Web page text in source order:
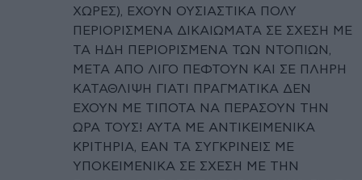
ΧΩΡΕΣ), ΕΧΟΥΝ ΟΥΣΙΑΣΤΙΚΑ ΠΟΛΥ
ΠΕΡΙΟΡΙΣΜΕΝΑ ΔΙΚΑΙΩΜΑΤΑ ΣΕ ΣΧΕΣΗ ΜΕ
ΤΑ ΗΔΗ ΠΕΡΙΟΡΙΣΜΕΝΑ ΤΩΝ ΝΤΟΠΙΩΝ,
ΜΕΤΑ ΑΠΟ ΛΙΓΟ ΠΕΦΤΟΥΝ ΚΑΙ ΣΕ ΠΛΗΡΗ
ΚΑΤΑΘΛΙΨΗ ΓΙΑΤΙ ΠΡΑΓΜΑΤΙΚΑ ΔΕΝ
ΕΧΟΥΝ ΜΕ ΤΙΠΟΤΑ ΝΑ ΠΕΡΑΣΟΥΝ ΤΗΝ
ΩΡΑ ΤΟΥΣ! ΑΥΤΑ ΜΕ ΑΝΤΙΚΕΙΜΕΝΙΚΑ
ΚΡΙΤΗΡΙΑ, ΕΑΝ ΤΑ ΣΥΓΚΡΙΝΕΙΣ ΜΕ
ΥΠΟΚΕΙΜΕΝΙΚΑ ΣΕ ΣΧΕΣΗ ΜΕ ΤΗΝ